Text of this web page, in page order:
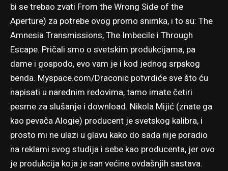
bi se trebao zvati From the Wrong Side of the
Aperture) za potrebe ovog promo snimka, i to su: The
Amnesia Transmissions, The Imbecile i Through
Escape. Pričali smo o svetskim produkcijama, pa
dame i gospodo, evo vam je i kod jednog srpskog
benda. Myspace.com/Draconic potvrdiće sve što ću
napisati u narednim redovima, tamo imate četiri
pesme za slušanje i download. Nikola Mijić (znate ga
kao pevača Alogie) producent je svetskog kalibra, i
prosto mi ne ulazi u glavu kako do sada nije poradio
na reklami svog studija i sebe kao producenta, jer ovo
je produkcija koja je san većine ovdašnjih sastava.